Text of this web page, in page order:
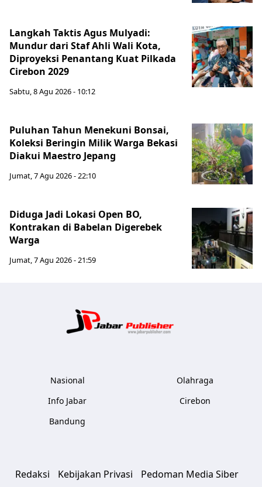
Langkah Taktis Agus Mulyadi:
Mundur dari Staf Ahli Wali Kota,
Diproyeksi Penantang Kuat Pilkada
Cirebon 2029
Sabtu, 8 Agu 2026 - 10:12
Puluhan Tahun Menekuni Bonsai,
Koleksi Beringin Milik Warga Bekasi
Diakui Maestro Jepang
Jumat, 7 Agu 2026 - 22:10
Diduga Jadi Lokasi Open BO,
Kontrakan di Babelan Digerebek
Warga
Jumat, 7 Agu 2026 - 21:59
Nasional
Info Jabar
Bandung
Olahraga
Cirebon
Redaksi Kebijakan Privasi Pedoman Media Siber